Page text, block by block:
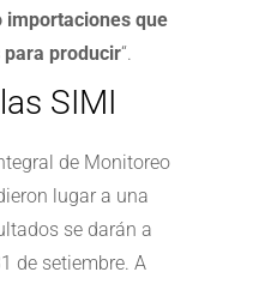
importaciones que
producir“.
SIMI
de Monitoreo
lugar a una
se darán a
de setiembre. A